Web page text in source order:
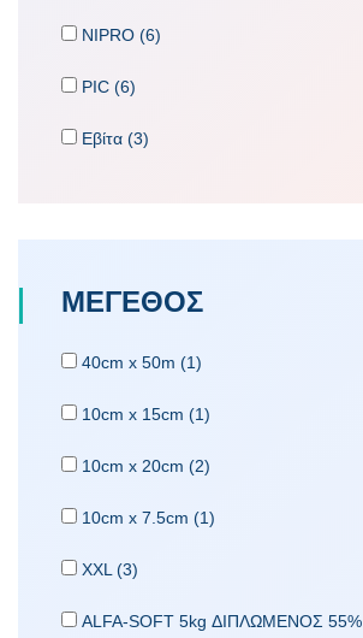
NIPRO (6)
PIC (6)
Εβίτα (3)
ΜΕΓΕΘΟΣ
40cm x 50m (1)
10cm x 15cm (1)
10cm x 20cm (2)
10cm x 7.5cm (1)
XXL (3)
ALFA-SOFT 5kg ΔΙΠΛΩΜΕΝΟΣ 55%